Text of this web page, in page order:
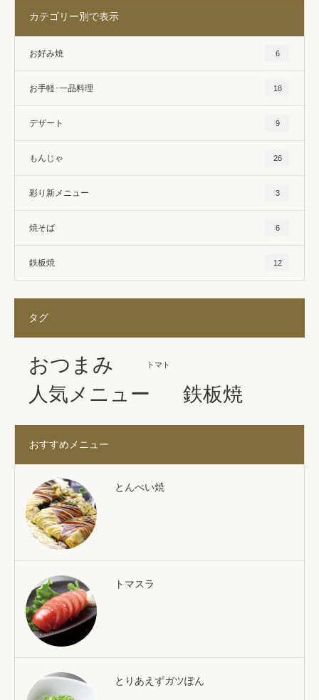
カテゴリー別で表示
お好み焼 6
お手軽･一品料理 18
デザート 9
もんじゃ 26
彩り新メニュー 3
焼そば 6
鉄板焼 12
タグ
おつまみ トマト
人気メニュー 鉄板焼
おすすめメニュー
とんぺい焼
トマスラ
とりあえずガツぽん